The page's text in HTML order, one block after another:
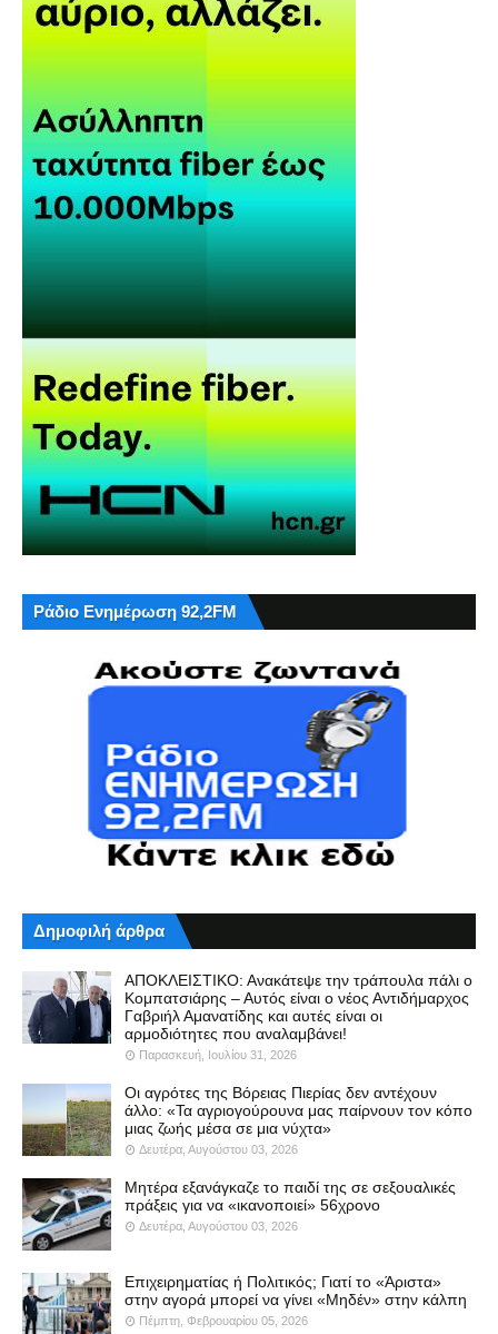
Ράδιο Ενημέρωση 92,2FM
Δημοφιλή άρθρα
ΑΠΟΚΛΕΙΣΤΙΚΟ: Ανακάτεψε την τράπουλα πάλι ο
Κομπατσιάρης – Αυτός είναι ο νέος Αντιδήμαρχος
Γαβριήλ Αμανατίδης και αυτές είναι οι
αρμοδιότητες που αναλαμβάνει!
Παρασκευή, Ιουλίου 31, 2026
Οι αγρότες της Βόρειας Πιερίας δεν αντέχουν
άλλο: «Τα αγριογούρουνα μας παίρνουν τον κόπο
μιας ζωής μέσα σε μια νύχτα»
Δευτέρα, Αυγούστου 03, 2026
Μητέρα εξανάγκαζε το παιδί της σε σεξουαλικές
πράξεις για να «ικανοποιεί» 56χρονο
Δευτέρα, Αυγούστου 03, 2026
Επιχειρηματίας ή Πολιτικός; Γιατί το «Άριστα»
στην αγορά μπορεί να γίνει «Μηδέν» στην κάλπη
Πέμπτη, Φεβρουαρίου 05, 2026